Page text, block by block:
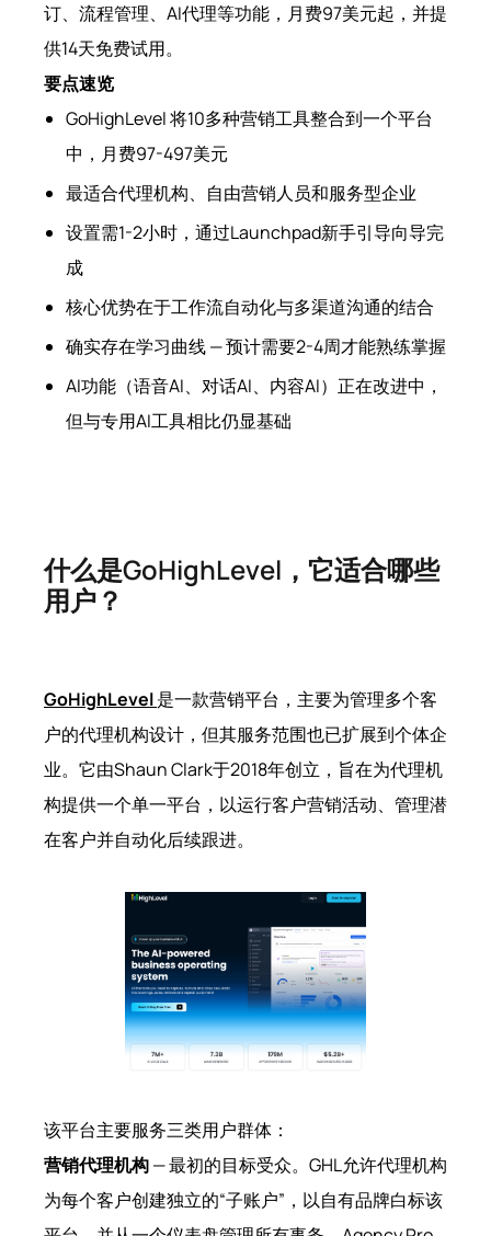
订、流程管理、AI代理等功能，月费97美元起，并提
供14天免费试用。
要点速览
GoHighLevel 将10多种营销工具整合到一个平台
中，月费97-497美元
最适合代理机构、自由营销人员和服务型企业
设置需1-2小时，通过Launchpad新手引导向导完
成
核心优势在于工作流自动化与多渠道沟通的结合
确实存在学习曲线 — 预计需要2-4周才能熟练掌握
AI功能（语音AI、对话AI、内容AI）正在改进中，
但与专用AI工具相比仍显基础
什么是GoHighLevel，它适合哪些
用户？
GoHighLevel是一款营销平台，主要为管理多个客
户的代理机构设计，但其服务范围也已扩展到个体企
业。它由Shaun Clark于2018年创立，旨在为代理机
构提供一个单一平台，以运行客户营销活动、管理潜
在客户并自动化后续跟进。
该平台主要服务三类用户群体：
营销代理机构— 最初的目标受众。GHL允许代理机构
为每个客户创建独立的“子账户”，以自有品牌白标该